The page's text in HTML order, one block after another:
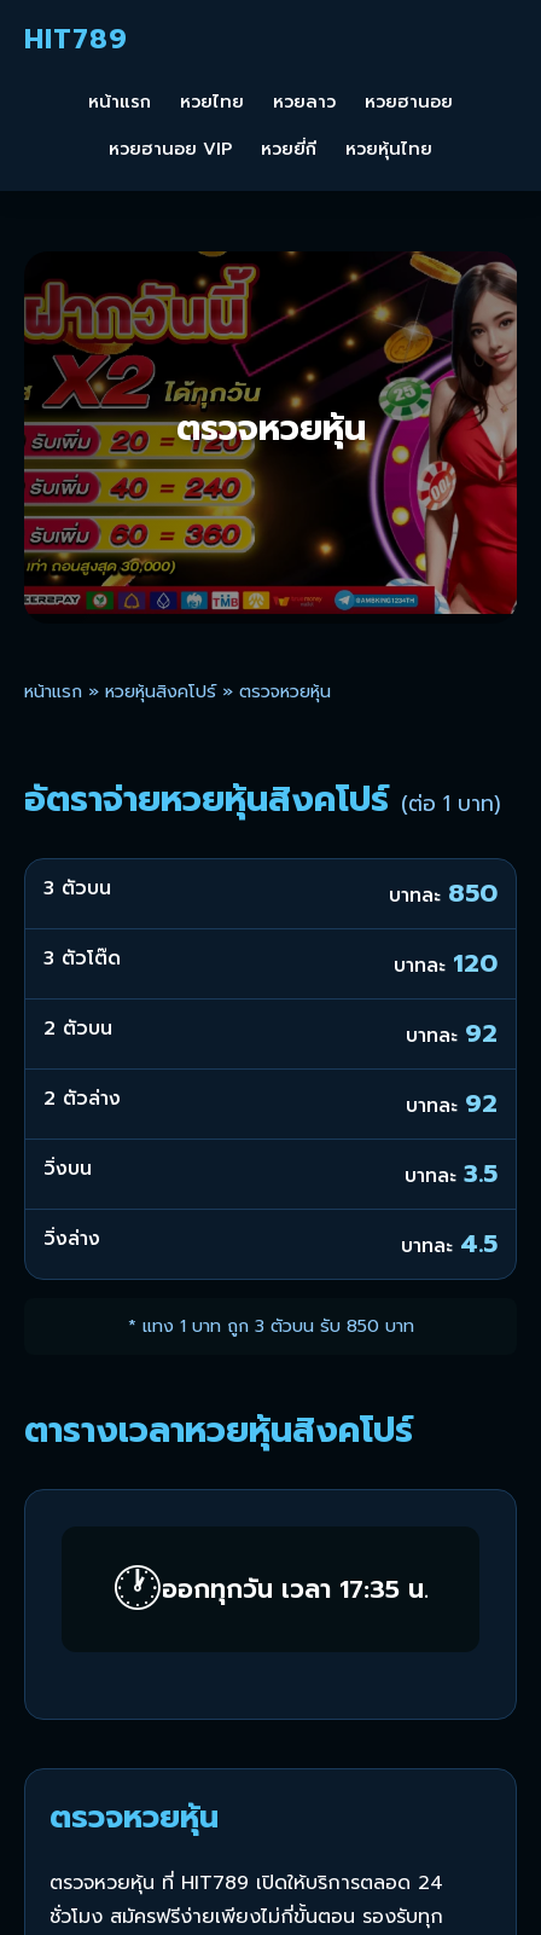
HIT789
หน้าแรก หวยไทย หวยลาว
หวยฮานอย
หวยฮานอย VIP
หวยยี่กี หวยหุ้นไทย
ตรวจหวยหุ้น
หน้าแรก » หวยหุ้นสิงคโปร์» ตรวจหวยหุ้น
อัตราจ่ายหวยหุ้นสิงคโปร์ (ต่อ 1 บาท)
3 ตัวบน บาทละ 850
3 ตัวโต๊ด บาทละ 120
2 ตัวบน บาทละ 92
2 ตัวล่าง บาทละ 92
วิ่งบน บาทละ 3.5
วิ่งล่าง บาทละ 4.5
* แทง 1 บาท ถูก 3 ตัวบน รับ 850 บาท
ตารางเวลาหวยหุ้นสิงคโปร์
🕐ออกทุกวัน เวลา 17:35 น.
ตรวจหวยหุ้น
ตรวจหวยหุ้น ที่ HIT789 เปิดให้บริการตลอด 24
ชั่วโมง สมัครฟรีง่ายเพียงไม่กี่ขั้นตอน รองรับทุก